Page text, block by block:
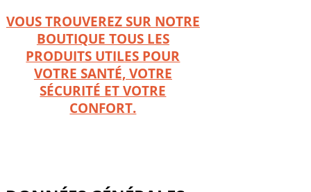
VOUS TROUVEREZ SUR NOTRE
BOUTIQUE TOUS LES
PRODUITS UTILES POUR
VOTRE SANTÉ, VOTRE
SÉCURITÉ ET VOTRE
CONFORT.